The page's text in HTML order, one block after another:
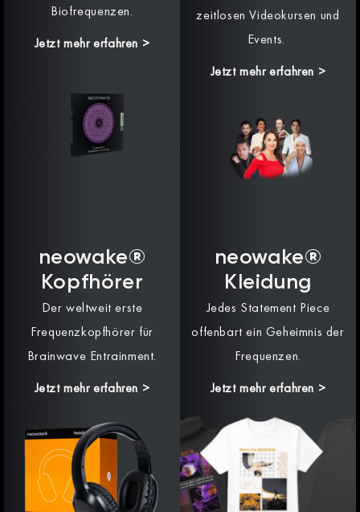
Biofrequenzen.
Jetzt mehr erfahren >
zeitlosen Videokursen und
Events.
Jetzt mehr erfahren >
neowake®
Kopfhörer
Der weltweit erste
Frequenzkopfhörer für
Brainwave Entrainment.
Jetzt mehr erfahren >
neowake®
Kleidung
Jedes Statement Piece
offenbart ein Geheimnis der
Frequenzen.
Jetzt mehr erfahren >